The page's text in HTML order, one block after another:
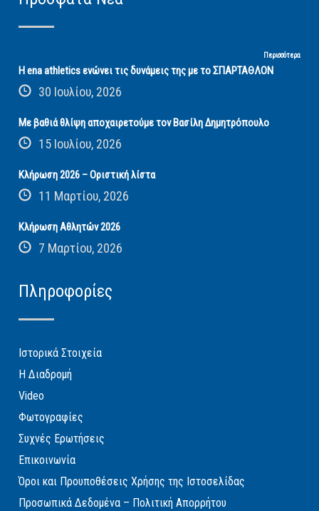
Περισσότερα
Η ena athletics ενώνει τις δυνάμεις της με το ΣΠΑΡΤΑΘΛΟΝ
30 Ιουλίου, 2026
Με βαθιά θλίψη αποχαιρετούμε τον Βασίλη Δημητρόπουλο
15 Ιουλίου, 2026
Κλήρωση 2026 – Οριστική λίστα
11 Μαρτίου, 2026
Κλήρωση Αθλητών 2026
7 Μαρτίου, 2026
Πληροφορίες
Ιστορικά Στοιχεία
Η Διαδρομή
Video
Φωτογραφίες
Συχνές Ερωτήσεις
Επικοινωνία
Όροι και Προυποθέσεις Χρήσης της Ιστοσελίδας
Προσωπικά Δεδομένα – Πολιτική Απορρήτου